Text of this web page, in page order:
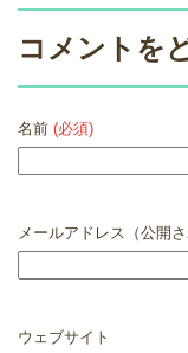
コメントを
名前 (必須)
メールアドレス（公開
ウェブサイト